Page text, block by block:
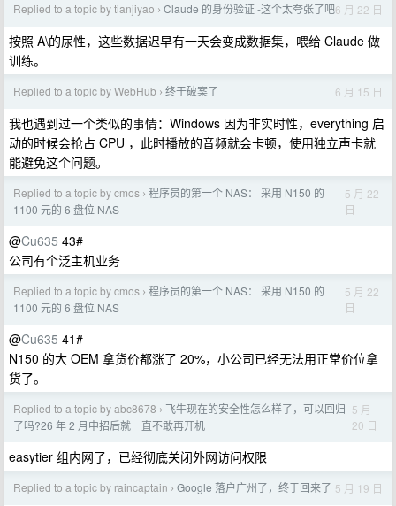
Replied to a topic by tianjiyao › Claude 的身份验证 -这个太夸张了吧6 月 22 日
按照 A\的尿性，这些数据迟早有一天会变成数据集，喂给 Claude 做
训练。
Replied to a topic by WebHub › 终于破案了 6 月 15 日
我也遇到过一个类似的事情：Windows 因为非实时性，everything 启
动的时候会抢占 CPU ，此时播放的音频就会卡顿，使用独立声卡就
能避免这个问题。
Replied to a topic by cmos › 程序员的第一个 NAS： 采用 N150 的
1100 元的 6 盘位 NAS
5 月 22
日
@Cu635 43#
公司有个泛主机业务
Replied to a topic by cmos › 程序员的第一个 NAS： 采用 N150 的
1100 元的 6 盘位 NAS
5 月 22
日
@Cu635 41#
N150 的大 OEM 拿货价都涨了 20%，小公司已经无法用正常价位拿
货了。
Replied to a topic by abc8678 › 飞牛现在的安全性怎么样了，可以回归
了吗?26 年 2 月中招后就一直不敢再开机
5 月
20 日
easytier 组内网了，已经彻底关闭外网访问权限
Replied to a topic by raincaptain › Google 落户广州了，终于回来了 5 月 19 日